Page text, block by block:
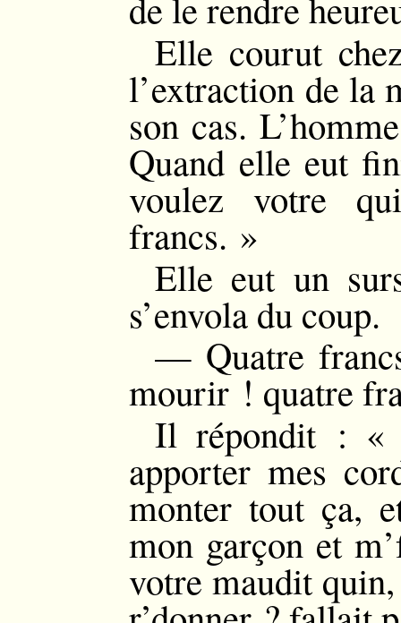
Elle courut
l’extraction de la
son cas.
Quand elle eut
voulez votre
francs. »
Elle eut un
s’envola du coup.
— Quatre
mourir ! quatre
Il répondit : «
apporter mes
monter tout ça,
mon garçon et
votre maudit